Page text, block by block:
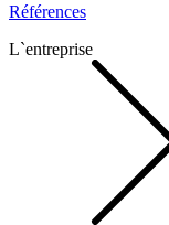
Références
L`entreprise